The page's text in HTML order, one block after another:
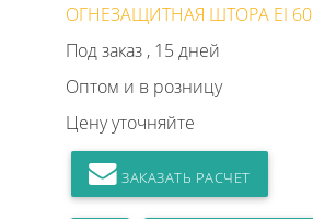
ОГНЕЗАЩИТНАЯ ШТОРА EI 60
Под заказ , 15 дней
Оптом и в розницу
Цену уточняйте
ЗАКАЗАТЬ РАСЧЕТ